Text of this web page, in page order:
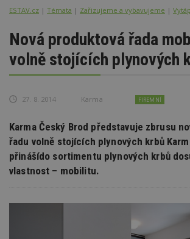
ESTAV.cz Témata Zařizujeme a vybavujeme
Nová produktová řada
volně stojících plynových
27. 8. 2014 Karma FIREMNÍ
Karma Český Brod představuje zbrusu
řadu volně stojících plynových krbů
přinášído sortimentu plynových krbů
vlastnost – mobilitu.